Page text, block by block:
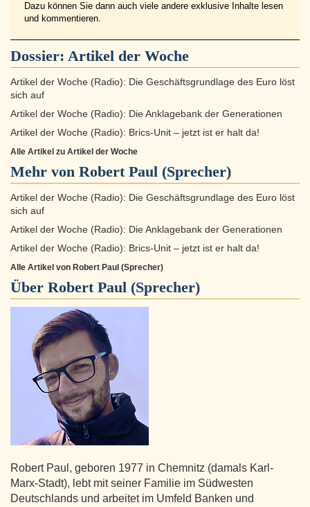
Dazu können Sie dann auch viele andere exklusive Inhalte lesen
und kommentieren.
Dossier: Artikel der Woche
Artikel der Woche (Radio): Die Geschäftsgrundlage des Euro löst
sich auf
Artikel der Woche (Radio): Die Anklagebank der Generationen
Artikel der Woche (Radio): Brics-Unit – jetzt ist er halt da!
Alle Artikel zu Artikel der Woche
Mehr von Robert Paul (Sprecher)
Artikel der Woche (Radio): Die Geschäftsgrundlage des Euro löst
sich auf
Artikel der Woche (Radio): Die Anklagebank der Generationen
Artikel der Woche (Radio): Brics-Unit – jetzt ist er halt da!
Alle Artikel von Robert Paul (Sprecher)
Über Robert Paul (Sprecher)
Robert Paul, geboren 1977 in Chemnitz (damals Karl-
Marx-Stadt), lebt mit seiner Familie im Südwesten
Deutschlands und arbeitet im Umfeld Banken und